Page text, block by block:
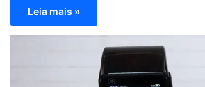
Leia mais »